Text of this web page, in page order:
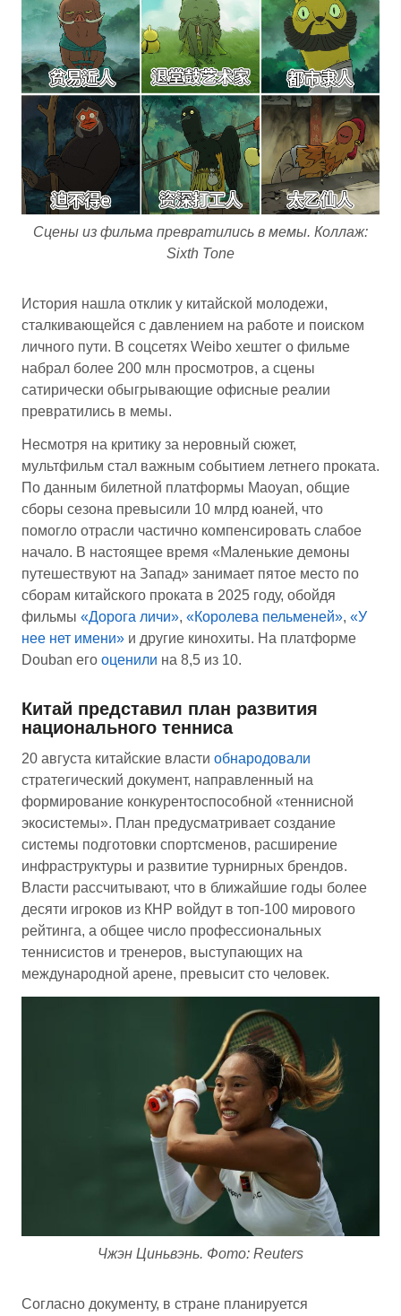
Сцены из фильма превратились в мемы. Коллаж:
Sixth Tone
История нашла отклик у китайской молодежи,
сталкивающейся с давлением на работе и поиском
личного пути. В соцсетях Weibo хештег о фильме
набрал более 200 млн просмотров, а сцены
сатирически обыгрывающие офисные реалии
превратились в мемы.
Несмотря на критику за неровный сюжет,
мультфильм стал важным событием летнего проката.
По данным билетной платформы Maoyan, общие
сборы сезона превысили 10 млрд юаней, что
помогло отрасли частично компенсировать слабое
начало. В настоящее время «Маленькие демоны
путешествуют на Запад» занимает пятое место по
сборам китайского проката в 2025 году, обойдя
фильмы «Дорога личи», «Королева пельменей», «У
нее нет имени» и другие кинохиты. На платформе
Douban его оценили на 8,5 из 10.
Китай представил план развития
национального тенниса
20 августа китайские власти обнародовали
стратегический документ, направленный на
формирование конкурентоспособной «теннисной
экосистемы». План предусматривает создание
системы подготовки спортсменов, расширение
инфраструктуры и развитие турнирных брендов.
Власти рассчитывают, что в ближайшие годы более
десяти игроков из КНР войдут в топ-100 мирового
рейтинга, а общее число профессиональных
теннисистов и тренеров, выступающих на
международной арене, превысит сто человек.
Чжэн Циньвэнь. Фото: Reuters
Согласно документу, в стране планируется